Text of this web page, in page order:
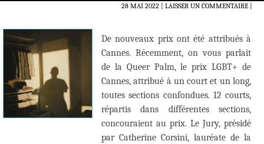
28 MAI 2022 LAISSER UN COMMENTAIRE|
De nouveaux prix ont été attribués à
Cannes. Récemment, on vous parlait
de la Queer Palm, le prix LGBT+ de
Cannes, attribué à un court et un long,
toutes sections confondues. 12 courts,
répartis dans différentes sections,
concouraient au prix. Le Jury, présidé
par Catherine Corsini, lauréate de la